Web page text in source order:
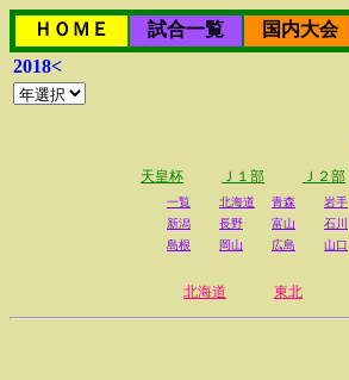
ＨＯＭＥ 試合一覧 国内大会
2018<
天皇杯 Ｊ１部 Ｊ２部
一覧 北海道 青森 岩手
新潟
長野 富山 石川
島根
岡山 広島 山口
北海道 東北